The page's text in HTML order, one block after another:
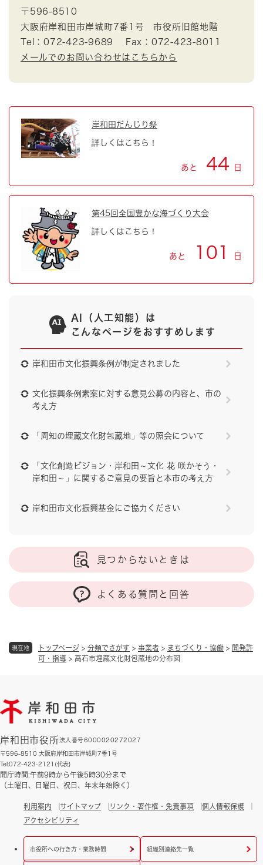
現在地 トップページ > 分類でさがす > 事業者 > まちづくり・協働 > 開発許
可・指導 > 高石市埋蔵文化財包蔵地の分布図
〒596-8510
大阪府岸和田市岸城町7番1号 市役所旧館地階
Tel：072-423-9689
Fax：072-423-8011
メールでのお問い合わせはこちらから
岸和田だんじり祭
詳しくはこちら！
あと 44 日
第45回全国豊かな海づくり大会
詳しくはこちら！
あと 101 日
AI（人工知能）は
こんなページをおすすめします
岸和田市文化振興条例が制定されました
文化振興条例素案に対する意見公募の内容と、市の
考え方
「周知の埋蔵文化財包蔵地」等の照会について
「文化創造ビジョン・岸和田～文化 花 咲かそう・
岸和田～」に関するご意見の要旨と本市の考え方
岸和田市文化振興基金にご協力ください
見つからないときは
よくある質問と回答
岸和田市役所法人番号6000020272027
〒596-8510 大阪府岸和田市岸城町7番1号
Tel:072-423-2121(代表)
開庁時間:午前9時から午後5時30分まで
（土曜日、日曜日、祝日、年末年始除く）
利用案内 サイトマップ リンク・著作権・免責事項
個人情報保護
アクセシビリティ
市役所への行き方・業務時間 組織別連絡先一覧